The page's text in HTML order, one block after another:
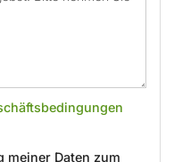
meiner Daten zum